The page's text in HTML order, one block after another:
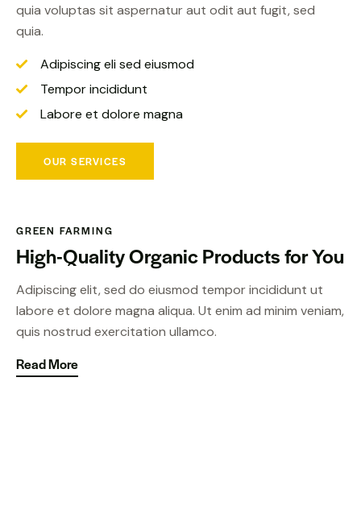
quia voluptas sit aspernatur aut odit aut fugit, sed
quia.
Adipiscing eli sed eiusmod
Tempor incididunt
Labore et dolore magna
OUR SERVICES
GREEN FARMING
High-Quality OrganicProducts for You
Adipiscing elit, sed do eiusmod tempor incididunt ut
labore et dolore magna aliqua. Ut enim ad minim veniam,
quis nostrud exercitation ullamco.
Read More